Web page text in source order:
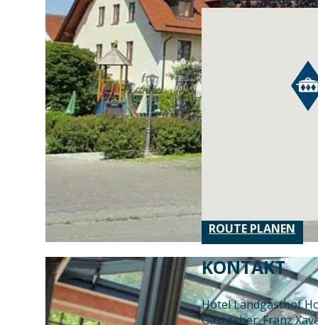
ROUTE PLANEN
KONTAKT
Hotel Landgasthof
Gastgeber: Franz